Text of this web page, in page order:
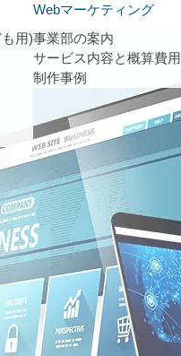
用)
Webマーケティング
事業部の案内
サービス内容と概算費用
制作事例